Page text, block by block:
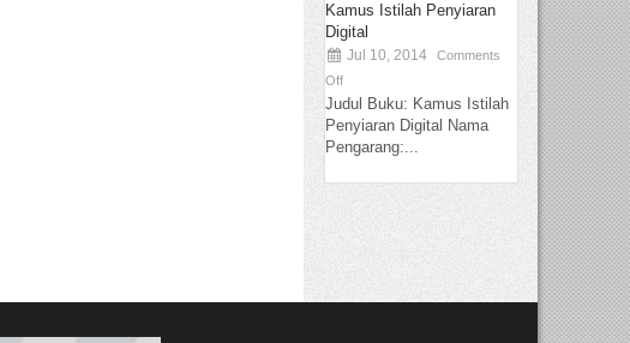
Kamus Istilah Penyiaran
Digital
Jul 10, 2014
Comments
Off
Judul Buku: Kamus Istilah
Penyiaran Digital Nama
Pengarang:...